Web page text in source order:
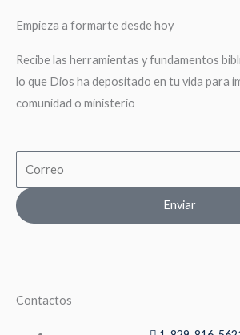
Empieza a formarte desde hoy
Recibe las herramientas y fundamentos
lo que Dios ha depositado en tu vida para
comunidad o ministerio
Enviar
Contactos